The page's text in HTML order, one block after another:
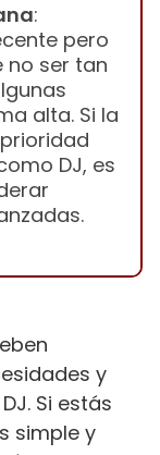
:
pero
no ser tan
alta. Si la
DJ, es
y
Si estás
simple y